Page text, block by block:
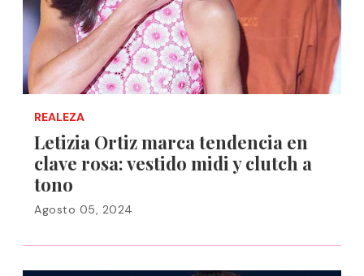
REALEZA
Letizia Ortiz marca tendencia en
clave rosa: vestido midi y clutch a
tono
Agosto 05, 2024